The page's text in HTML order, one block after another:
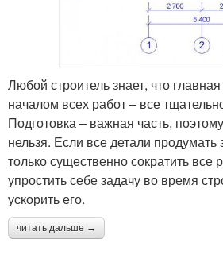
Любой строитель знает, что
началом всех работ – все
Подготовка – важная часть,
нельзя. Если все детали
только существенно сократить все
упростить себе задачу во время
ускорить его.
читать дальше →